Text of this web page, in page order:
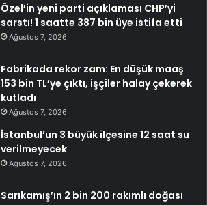
Özel’in yeni parti açıklaması CHP’yi
sarstı! 1 saatte 387 bin üye istifa etti
Ağustos 7, 2026
Fabrikada rekor zam: En düşük maaş
153 bin TL’ye çıktı, işçiler halay çekerek
kutladı
Ağustos 7, 2026
İstanbul’un 3 büyük ilçesine 12 saat su
verilmeyecek
Ağustos 7, 2026
Sarıkamış’ın 2 bin 200 rakımlı doğası